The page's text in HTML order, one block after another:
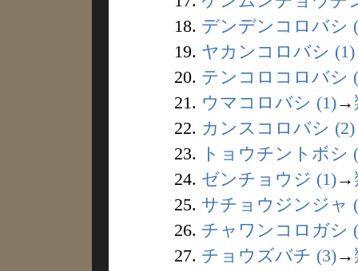
18. デンデンコロバシ
19. ヤカンコロバシ (1)
20. テンコロコロバシ
21. ウマコロバシ (1)→
22. カンスコロバシ (2)
23.
トョウチントボシ
24. ゼンチョウジ (1)→
25. サチョウジンジャ
26. チャワンコロガシ
27. チョウズバチ (3)→